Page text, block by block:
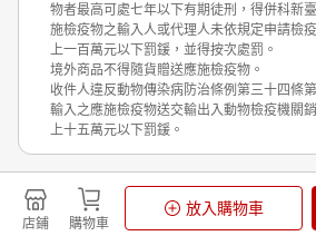
店鋪 購物車
放入購物車
物者最高可處七年以下有期徒刑，得併科新
施檢疫物之輸入人或代理人未依規定申請檢
上一百萬元以下罰鍰，並得按次處罰。
境外商品不得隨貨贈送應施檢疫物。
收件人違反動物傳染病防治條例第三十四條
輸入之應施檢疫物送交輸出入動物檢疫機關
上十五萬元以下罰鍰。
Shopping is Entertainment!
非洲豬瘟政策宣導
隱私權政策
© Rakuten Group, Inc.